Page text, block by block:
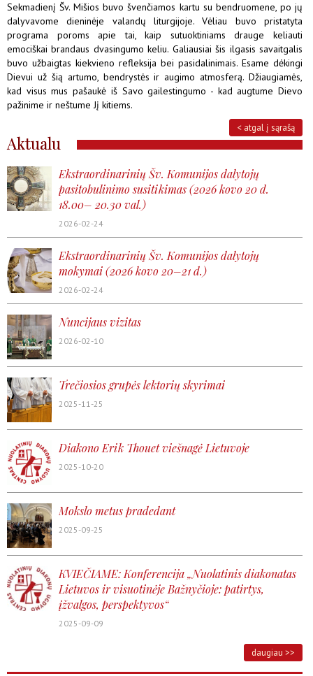
Sekmadienį Šv. Mišios buvo švenčiamos kartu su bendruomene, po jų
dalyvavome dieninėje valandų liturgijoje. Vėliau buvo pristatyta
programa poroms apie tai, kaip sutuoktiniams drauge keliauti
emociškai brandaus dvasingumo keliu. Galiausiai šis ilgasis savaitgalis
buvo užbaigtas kiekvieno refleksija bei pasidalinimais. Esame dėkingi
Dievui už šią artumo, bendrystės ir augimo atmosferą. Džiaugiamės,
kad visus mus pašaukė iš Savo gailestingumo - kad augtume Dievo
pažinime ir neštume Jį kitiems.
< atgal į sąrašą
Aktualu
Ekstraordinarinių Šv. Komunijos dalytojų
pasitobulinimo susitikimas (2026 kovo 20 d.
18.00– 20.30 val.)
2026-02-24
Ekstraordinarinių Šv. Komunijos dalytojų
mokymai (2026 kovo 20–21 d.)
2026-02-24
Nuncijaus vizitas
2026-02-10
Trečiosios grupės lektorių skyrimai
2025-11-25
Diakono Erik Thouet viešnagė Lietuvoje
2025-10-20
Mokslo metus pradedant
2025-09-25
KVIEČIAME: Konferencija „Nuolatinis diakonatas
Lietuvos ir visuotinėje Bažnyčioje: patirtys,
įžvalgos, perspektyvos“
2025-09-09
daugiau >>